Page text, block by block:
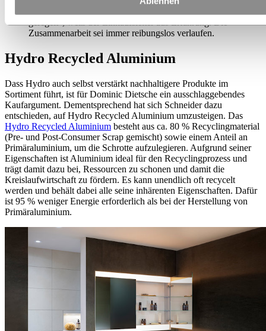
geregelt“, weiß der Einkaufsleiter aus Erfahrung. Die
Zusammenarbeit sei immer reibungslos verlaufen.
Hydro Recycled Aluminium
Dass Hydro auch selbst verstärkt nachhaltigere Produkte im
Sortiment führt, ist für Dominic Dietsche ein ausschlaggebendes
Kaufargument. Dementsprechend hat sich Schneider dazu
entschieden, auf Hydro Recycled Aluminium umzusteigen. Das
Hydro Recycled Aluminium besteht aus ca. 80 % Recyclingmaterial
(Pre- und Post-Consumer Scrap gemischt) sowie einem Anteil an
Primäraluminium, um die Schrotte aufzulegieren. Aufgrund seiner
Eigenschaften ist Aluminium ideal für den Recyclingprozess und
trägt damit dazu bei, Ressourcen zu schonen und damit die
Kreislaufwirtschaft zu fördern. Es kann unendlich oft recycelt
werden und behält dabei alle seine inhärenten Eigenschaften. Dafür
ist 95 % weniger Energie erforderlich als bei der Herstellung von
Primäraluminium.